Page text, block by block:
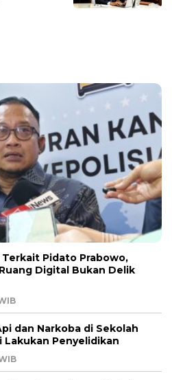
Pidato Prabowo,
Digital Bukan Delik
dan Narkoba di Sekolah
Lakukan Penyelidikan